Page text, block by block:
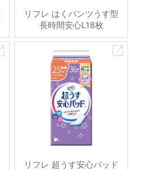
リフレ はくパンツうす型
長時間安心L18枚
リフレ 超うす安心パッド